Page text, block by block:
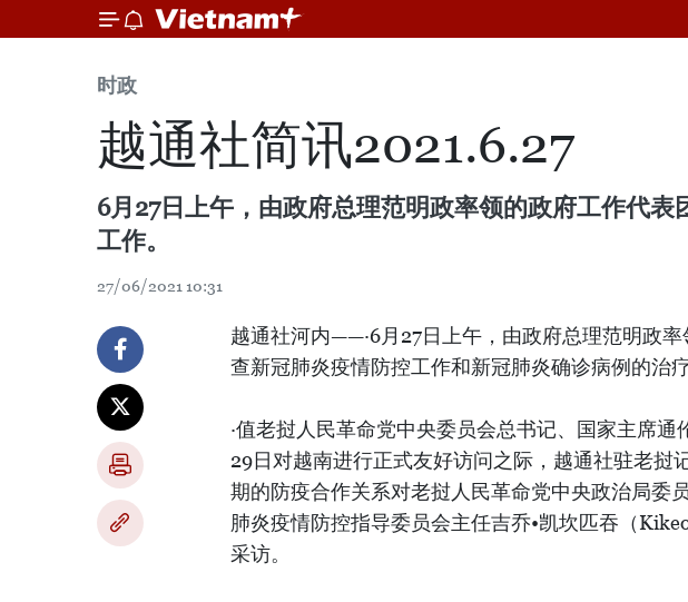
时政
越通社简讯2021.6.27
6月27日上午，由政府总理范明政率领的政府工作代
工作。
27/06/2021 10:31
越通社河内——·6月27日上午，由政府总理范明政
查新冠肺炎疫情防控工作和新冠肺炎确诊病例的治疗
·值老挝人民革命党中央委员会总书记、国家主席通
29日对越南进行正式友好访问之际，越通社驻老挝
期的防疫合作关系对老挝人民革命党中央政治局委
肺炎疫情防控指导委员会主任吉乔•凯坎匹吞（
采访。